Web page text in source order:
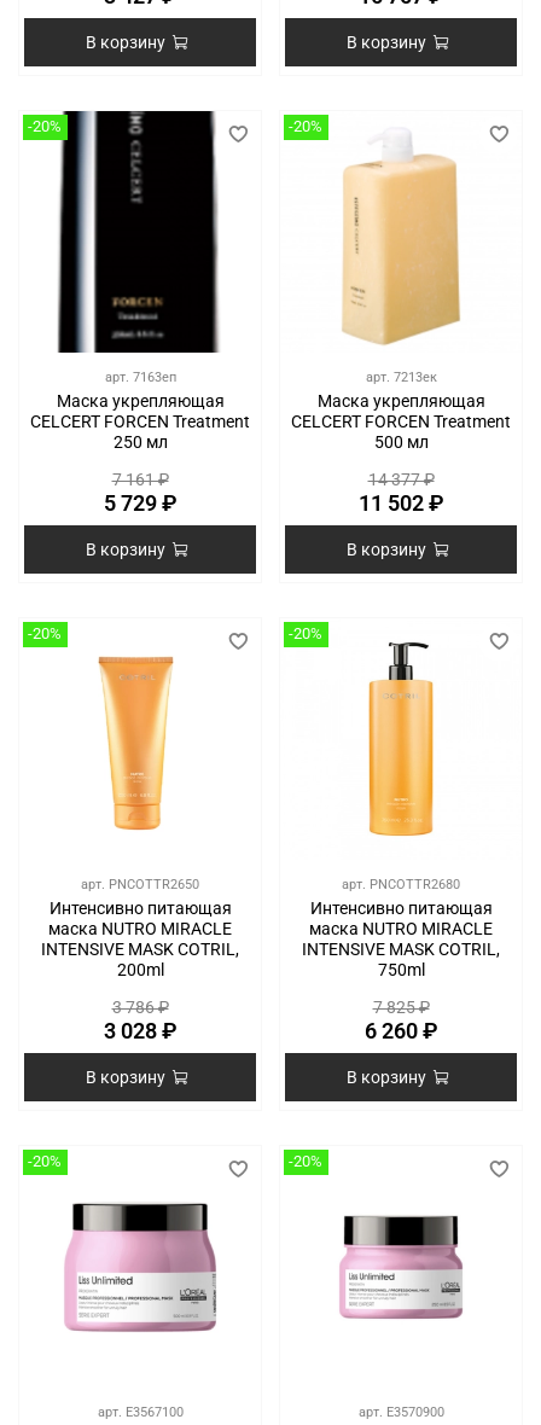
В корзину В корзину
-20%
арт. 7163еп
Маска укрепляющая
CELCERT FORCEN Treatment
250 мл
7 161 ₽
5 729 ₽
В корзину
-20%
арт. 7213ек
Маска укрепляющая
CELCERT FORCEN Treatment
500 мл
14 377 ₽
11 502 ₽
В корзину
-20%
арт. PNCOTTR2650
Интенсивно питающая
маска NUTRO MIRACLE
INTENSIVE MASK COTRIL,
200ml
3 786 ₽
3 028 ₽
В корзину
-20%
арт. PNCOTTR2680
Интенсивно питающая
маска NUTRO MIRACLE
INTENSIVE MASK COTRIL,
750ml
7 825 ₽
6 260 ₽
В корзину
-20%
арт. E3567100
-20%
арт. E3570900